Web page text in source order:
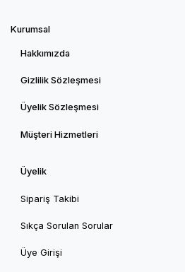
Kurumsal
Hakkımızda
Gizlilik Sözleşmesi
Üyelik Sözleşmesi
Müşteri Hizmetleri
Üyelik
Sipariş Takibi
Sıkça Sorulan Sorular
Üye Girişi